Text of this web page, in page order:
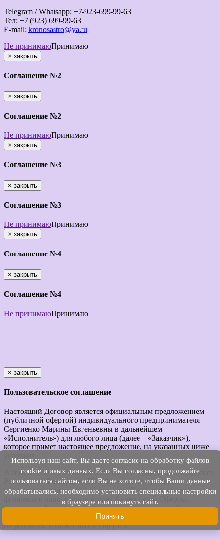
Используя наш cайт, Вы даете согласие на обработку файлов
cookie и иных данных. Если Вы согласны, продолжайте
пользоваться сайтом, если Вы не хотите, чтобы Ваши данные
обрабатывались, необходимо установить специальные настройки
в браузере или покинуть сайт.
Принять
Telegram / Whatsapp: +7-923-699-99-63
Тел: +7 (923) 699-99-63,
E-mail: kronosastro@ya.ru
Не принимаюПринимаю
× закрыть
Соглашение №2
× закрыть
Соглашение №2
Не принимаюПринимаю
× закрыть
Соглашение №3
× закрыть
Соглашение №3
Не принимаюПринимаю
× закрыть
Соглашение №4
× закрыть
Соглашение №4
Не принимаюПринимаю
× закрыть
Пользовательское соглашение
Настоящий Договор является официальным предложением
(публичной офертой) индивидуального предпринимателя
Сергиенко Марины Евгеньевны в дальнейшем
«Исполнитель») для любого лица (далее – «Заказчик»),
которое примет настоящее предложение, на указанных ниже
В соответствии с пунктом 2 статьи 437 Гражданского Кодекса
Российской Федерации (ГК РФ), в случае принятия
изложенных ниже условий и оплаты Услуг юридическое или
физическое лицо, производящее Акцепт этой Оферты,
становится Заказчиком (в соответствии с пунктом 3 статьи
438 ГК РФ Акцепт Оферты равносилен заключению Договора
на условиях, изложенных в Оферте).